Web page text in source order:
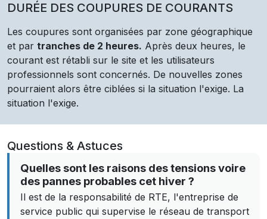
DURÉE DES COUPURES DE COURANTS
Les coupures sont organisées par zone géographique
et par tranches de 2 heures. Après deux heures, le
courant est rétabli sur le site et les utilisateurs
professionnels sont concernés. De nouvelles zones
pourraient alors être ciblées si la situation l'exige. La
situation l'exige.
Questions & Astuces
Quelles sont les raisons des tensions voire
des pannes probables cet hiver ?
Il est de la responsabilité de RTE, l'entreprise de
service public qui supervise le réseau de transport